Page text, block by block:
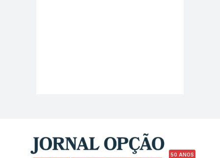
50 ANOS